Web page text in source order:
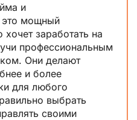
и
это мощный
хочет заработать на
профессиональным
Они делают
и более
для любого
выбрать
своими